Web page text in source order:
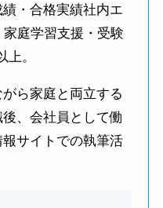
・合格実績社内エ
庭学習支援・受験
。
ら家庭と両立する
、会社員として働
サイトでの執筆活